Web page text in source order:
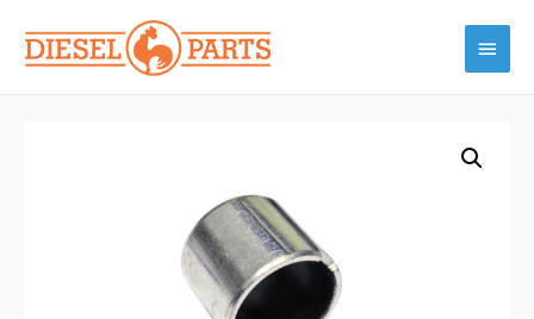
contenuto
Menu